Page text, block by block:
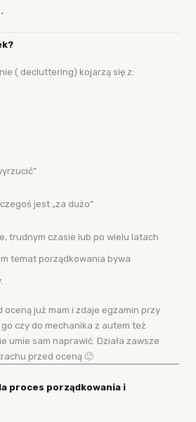
.
( decluttering) kojarzą się z:
jest „za dużo”
trudnym czasie lub po wielu latach
temat porządkowania bywa
oceną już mam i zdaje egzamin przy
czy do mechanika z autem też
umie sam naprawić. Działa zawsze
przed oceną 🙂
proces porządkowania i